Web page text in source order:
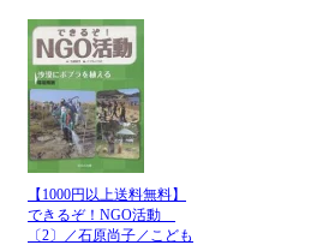
【1000円以上送料無料】
できるぞ！NGO活動
〔2〕／石原尚子／こども